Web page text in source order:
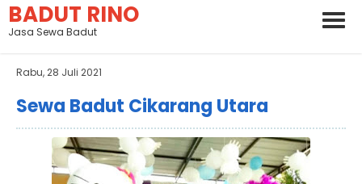
BADUT RINO
Jasa Sewa Badut
Rabu, 28 Juli 2021
Sewa Badut Cikarang Utara